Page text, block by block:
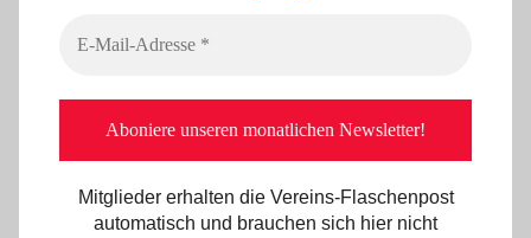
Mitglieder erhalten die Vereins-Flaschenpost
automatisch und brauchen sich hier nicht